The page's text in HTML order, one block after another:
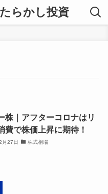
らかし投資
株｜アフターコロナはリ
費で株価上昇に期待！
月27日 株式相場